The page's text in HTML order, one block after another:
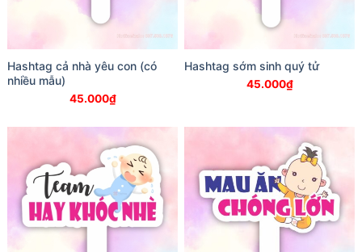
Hashtag cả nhà yêu con (có
nhiều mẫu)
45.000₫
Hashtag sớm sinh quý tử
45.000₫